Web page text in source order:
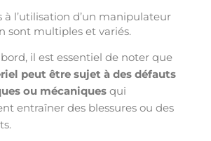
à l’utilisation d’un manipulateur
sont multiples et variés.
il est essentiel de noter que
peut être sujet à des défauts
ou mécaniques qui
entraîner des blessures ou des